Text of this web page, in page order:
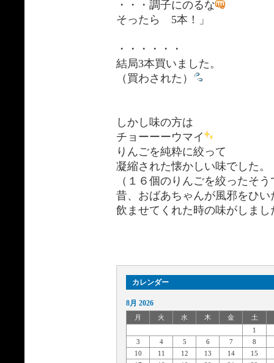
・・・調子にのるな
そったら 5本！」
・・・・・・
結局3本買いました。
（買わされた）
しかし味の方は
チョーーーウマイ
りんごを純粋に絞って
凝縮された懐かしい味でした。
（１６個のりんごを絞ったそ
昔、おばあちゃんが風邪をひい
飲ませてくれた時の味がしまし
カレンダー
8月 2026
月 火 水 木 金 土
1
3
4 5 6 7
8
10
11 12 13 14
15